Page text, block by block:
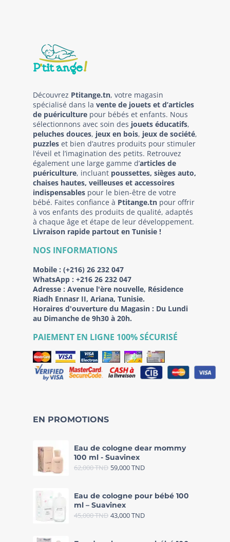
Découvrez Ptitange.tn, votre magasin
spécialisé dans la vente de jouets et d’articles
de puériculture pour bébés et enfants. Nous
sélectionnons avec soin des jouets éducatifs,
peluches douces, jeux en bois, jeux de société,
puzzles et bien d’autres produits pour stimuler
l’éveil et l’imagination des petits. Retrouvez
également une large gamme d’articles de
puériculture, incluant poussettes, sièges auto,
chaises hautes, veilleuses et accessoires
indispensables pour le bien-être de votre
bébé. Faites confiance à Ptitange.tn pour offrir
à vos enfants des produits de qualité, adaptés
à chaque âge et étape de leur développement.
Livraison rapide partout en Tunisie !
NOS INFORMATIONS
Mobile : (+216) 26 232 047
WhatsApp : +216 26 232 047
Adresse : Avenue l'ère nouvelle, Résidence
Riadh Ennasr II, Ariana, Tunisie.
Horaires d'ouverture du Magasin : Du Lundi
au Dimanche de 9h30 à 20h.
PAIEMENT EN LIGNE 100% SÉCURISÉ
EN PROMOTIONS
Eau de cologne dear mommy
100 ml - Suavinex
62,000TND 59,000TND
Eau de cologne pour bébé 100
ml – Suavinex
45,000TND 43,000TND